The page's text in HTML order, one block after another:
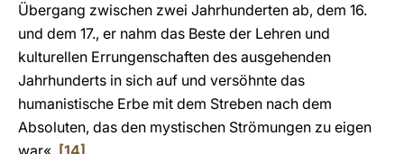
Übergang zwischen zwei Jahrhunderten ab, dem 16.
und dem 17., er nahm das Beste der Lehren und
kulturellen Errungenschaften des ausgehenden
Jahrhunderts in sich auf und versöhnte das
humanistische Erbe mit dem Streben nach dem
Absoluten, das den mystischen Strömungen zu eigen
war«. [14]